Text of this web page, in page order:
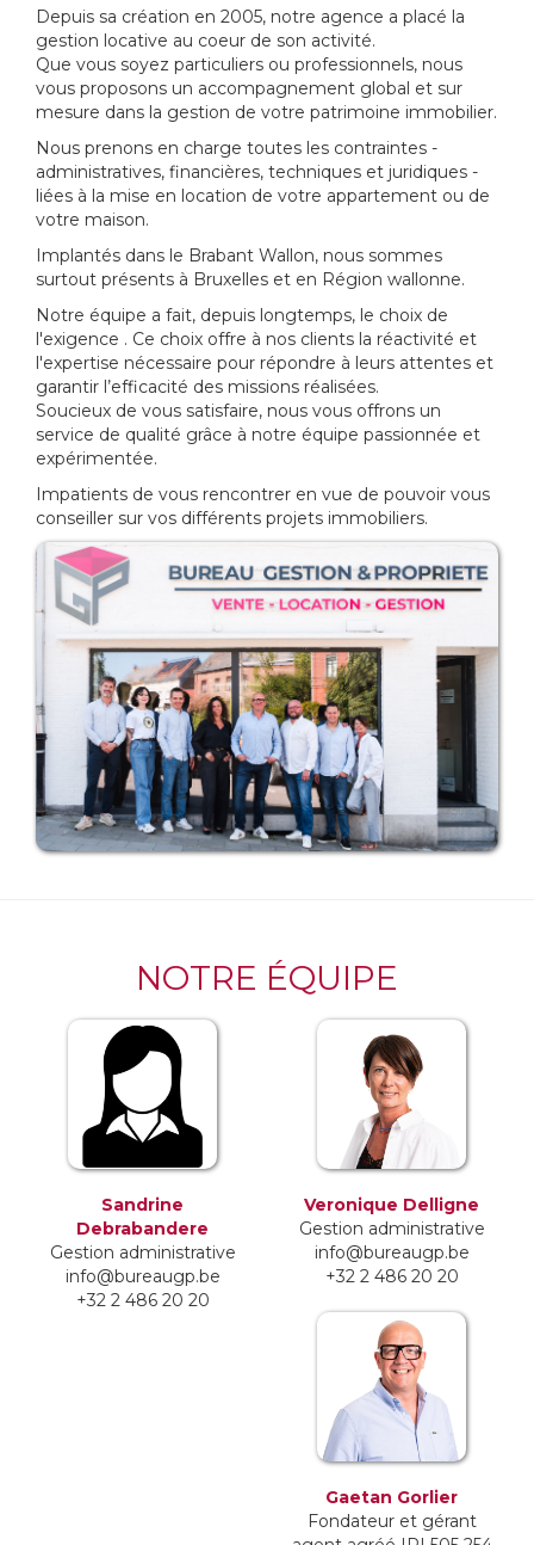
Depuis sa création en 2005, notre agence a placé la
gestion locative au coeur de son activité.
Que vous soyez particuliers ou professionnels, nous
vous proposons un accompagnement global et sur
mesure dans la gestion de votre patrimoine immobilier.
Nous prenons en charge toutes les contraintes -
administratives, financières, techniques et juridiques -
liées à la mise en location de votre appartement ou de
votre maison.
Implantés dans le Brabant Wallon, nous sommes
surtout présents à Bruxelles et en Région wallonne.
Notre équipe a fait, depuis longtemps, le choix de
l'exigence . Ce choix offre à nos clients la réactivité et
l'expertise nécessaire pour répondre à leurs attentes et
garantir l’efficacité des missions réalisées.
Soucieux de vous satisfaire, nous vous offrons un
service de qualité grâce à notre équipe passionnée et
expérimentée.
Impatients de vous rencontrer en vue de pouvoir vous
conseiller sur vos différents projets immobiliers.
NOTRE ÉQUIPE
Sandrine
Debrabandere
Gestion administrative
info@bureaugp.be
+32 2 486 20 20
Veronique Delligne
Gestion administrative
info@bureaugp.be
+32 2 486 20 20
Gaetan Gorlier
Fondateur et gérant